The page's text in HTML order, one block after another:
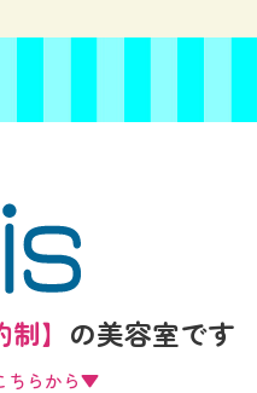
】 の美容室です
ちらから▼